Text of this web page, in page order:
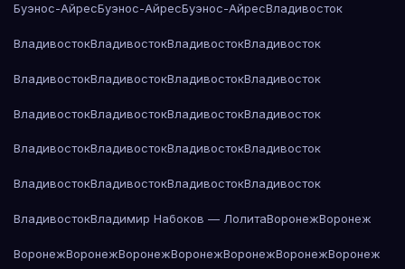
Буэнос-АйресБуэнос-АйресБуэнос-АйресВладивосток
ВладивостокВладивостокВладивостокВладивосток
ВладивостокВладивостокВладивостокВладивосток
ВладивостокВладивостокВладивостокВладивосток
ВладивостокВладивостокВладивостокВладивосток
ВладивостокВладивостокВладивостокВладивосток
ВладивостокВладимир Набоков — ЛолитаВоронежВоронеж
ВоронежВоронежВоронежВоронежВоронежВоронежВоронеж